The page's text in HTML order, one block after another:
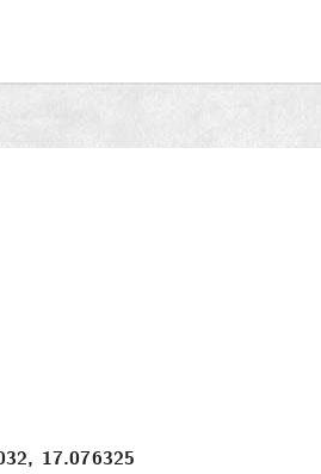
17.076325